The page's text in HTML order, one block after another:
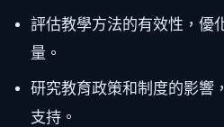
評估教學方法的有效性，優
量。
研究教育政策和制度的影響
支持。